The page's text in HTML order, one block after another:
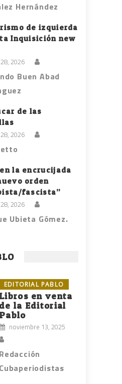
Hernández
de izquierda
Inquisición new
2026
Buen Abad
de las
2026
la encrucijada
orden
fascista”
2026
Ubieta Gómez.
EDITORIAL PABLO
Libros en venta
de la Editorial
Pablo
noviembre 13, 2025
Redacción
Cubaperiodistas